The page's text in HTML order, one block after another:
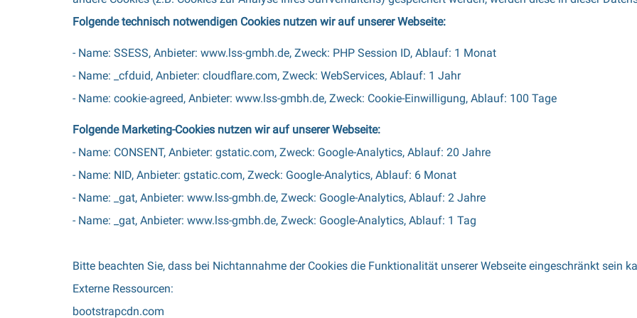
Folgende technisch notwendigen Cookies nutzen wir auf unserer Webseite:
- Name: SSESS, Anbieter: www.lss-gmbh.de, Zweck: PHP Session ID, Ablauf: 1 Monat
- Name: _cfduid, Anbieter: cloudflare.com, Zweck: WebServices, Ablauf: 1 Jahr
- Name: cookie-agreed, Anbieter: www.lss-gmbh.de, Zweck: Cookie-Einwilligung, Ablauf: 100 Tage
Folgende Marketing-Cookies nutzen wir auf unserer Webseite:
- Name: CONSENT, Anbieter: gstatic.com, Zweck: Google-Analytics, Ablauf: 20 Jahre
- Name: NID, Anbieter: gstatic.com, Zweck: Google-Analytics, Ablauf: 6 Monat
- Name: _gat, Anbieter: www.lss-gmbh.de, Zweck: Google-Analytics, Ablauf: 2 Jahre
- Name: _gat, Anbieter: www.lss-gmbh.de, Zweck: Google-Analytics, Ablauf: 1 Tag
Bitte beachten Sie, dass bei Nichtannahme der Cookies die Funktionalität unserer Webseite eingeschränkt sein
Externe Ressourcen:
bootstrapcdn.com